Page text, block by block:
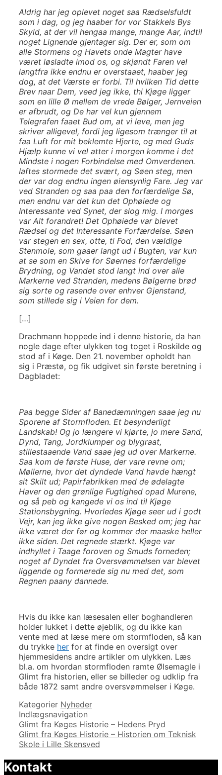
Aldrig har jeg oplevet noget saa Rædselsfuldt
som i dag, og jeg haaber for vor Stakkels Bys
Skyld, at der vil hengaa mange, mange Aar, indtil
noget Lignende gjentager sig. Der er, som om
alle Stormens og Havets onde Magter have
været løsladte imod os, og skjøndt Faren vel
langtfra ikke endnu er overstaaet, haaber jeg
dog, at det Værste er forbi. Til hvilken Tid dette
Brev naar Dem, veed jeg ikke, thi Kjøge ligger
som en lille Ø mellem de vrede Bølger, Jernveien
er afbrudt, og De har vel kun gjennem
Telegrafen faaet Bud om, at vi leve, men jeg
skriver alligevel, fordi jeg ligesom trænger til at
faa Luft for mit beklemte Hjerte, og med Guds
Hjælp kunne vi vel atter i morgen komme i det
Mindste i nogen Forbindelse med Omverdenen.
Iaftes stormede det svært, og Søen steg, men
der var dog endnu ingen øiensynlig Fare. Jeg var
ved Stranden og saa paa den forfærdelige Sø,
men endnu var det kun det Ophøiede og
Interessante ved Synet, der slog mig. I morges
var Alt forandret! Det Ophøiede var blevet
Rædsel og det Interessante Forfærdelse. Søen
var stegen en sex, otte, ti Fod, den vældige
Stenmole, som gaaer langt ud i Bugten, var kun
at se som en Skive for Søernes forfærdelige
Brydning, og Vandet stod langt ind over alle
Markerne ved Stranden, medens Bølgerne brød
sig sorte og rasende over enhver Gjenstand,
som stillede sig i Veien for dem.
[…]
Drachmann hoppede ind i denne historie, da han
nogle dage efter ulykken tog toget i Roskilde og
stod af i Køge. Den 21. november opholdt han
sig i Præstø, og fik udgivet sin første beretning i
Dagbladet:
Paa begge Sider af Banedæmningen saae jeg nu
Sporene af Stormfloden. Et besynderligt
Landskab! Og jo længere vi kjørte, jo mere Sand,
Dynd, Tang, Jordklumper og blygraat,
stillestaaende Vand saae jeg ud over Markerne.
Saa kom de første Huse, der vare revne om;
Møllerne, hvor det dyndede Vand havde hængt
sit Skilt ud; Papirfabrikken med de ødelagte
Haver og den grønlige Fugtighed opad Murene,
og så peb og kangede vi os ind til Kjøge
Stationsbygning. Hvorledes Kjøge seer ud i godt
Vejr, kan jeg ikke give nogen Besked om; jeg har
ikke været der før og kommer der maaske heller
ikke siden. Det regnede stærkt. Kjøge var
indhyllet i Taage foroven og Smuds forneden;
noget af Dyndet fra Oversvømmelsen var blevet
liggende og formerede sig nu med det, som
Regnen paany dannede.
Hvis du ikke kan læsesalen eller boghandleren
holder lukket i dette øjeblik, og du ikke kan
vente med at læse mere om stormfloden, så kan
du trykke her for at finde en oversigt over
hjemmesidens andre artikler om ulykken. Læs
bl.a. om hvordan stormfloden ramte Ølsemagle i
Glimt fra historien, eller se billeder og udklip fra
både 1872 samt andre oversvømmelser i Køge.
Kategorier Nyheder
Indlægsnavigation
Glimt fra Køges Historie – Hedens Pryd
Glimt fra Køges Historie – Historien om Teknisk
Skole i Lille Skensved
Kontakt